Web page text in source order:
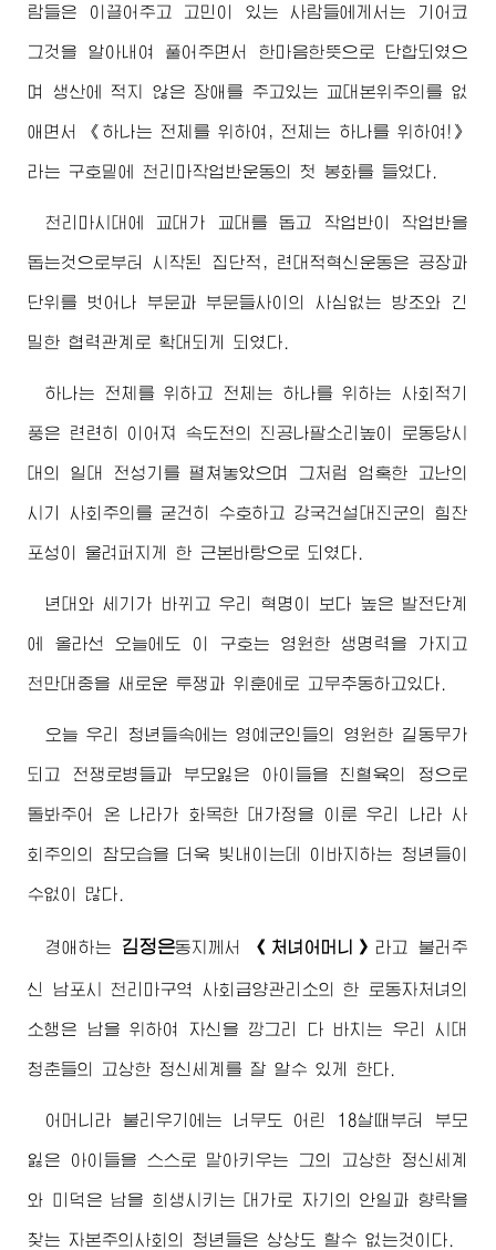
람들은 이끌어주고 고민이 있는 사람들에게서는 기어코
그것을 알아내여 풀어주면서 한마음한뜻으로 단합되였으
며 생산에 적지 않은 장애를 주고있는 교대본위주의를 없
애면서 《하나는 전체를 위하여, 전체는 하나를 위하여!》
라는 구호밑에 천리마작업반운동의 첫 봉화를 들었다.
천리마시대에 교대가 교대를 돕고 작업반이 작업반을
돕는것으로부터 시작된 집단적, 련대적혁신운동은 공장과
단위를 벗어나 부문과 부문들사이의 사심없는 방조와 긴
밀한 협력관계로 확대되게 되였다.
하나는 전체를 위하고 전체는 하나를 위하는 사회적기
풍은 련련히 이어져 속도전의 진공나팔소리높이 로동당시
대의 일대 전성기를 펼쳐놓았으며 그처럼 엄혹한 고난의
시기 사회주의를 굳건히 수호하고 강국건설대진군의 힘찬
포성이 울려퍼지게 한 근본바탕으로 되였다.
년대와 세기가 바뀌고 우리 혁명이 보다 높은 발전단계
에 올라선 오늘에도 이 구호는 영원한 생명력을 가지고
천만대중을 새로운 투쟁과 위훈에로 고무추동하고있다.
오늘 우리 청년들속에는 영예군인들의 영원한 길동무가
되고 전쟁로병들과 부모잃은 아이들을 친혈육의 정으로
돌봐주어 온 나라가 화목한 대가정을 이룬 우리 나라 사
회주의의 참모습을 더욱 빛내이는데 이바지하는 청년들이
수없이 많다.
경애하는 김정은동지 께서 《처녀어머니》 라고 불러주
신 남포시 천리마구역 사회급양관리소의 한 로동자처녀의
소행은 남을 위하여 자신을 깡그리 다 바치는 우리 시대
청춘들의 고상한 정신세계를 잘 알수 있게 한다.
어머니라 불리우기에는 너무도 어린 18살때부터 부모
잃은 아이들을 스스로 맡아키우는 그의 고상한 정신세계
와 미덕은 남을 희생시키는 대가로 자기의 안일과 향락을
찾는 자본주의사회의 청년들은 상상도 할수 없는것이다.